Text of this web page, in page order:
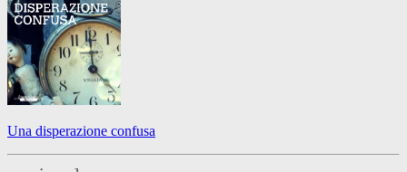
Una disperazione confusa